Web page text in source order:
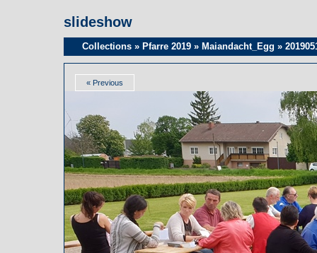
slideshow
Collections » Pfarre 2019 » Maiandacht_Egg »
« Previous